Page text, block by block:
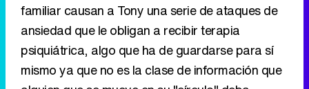
familiar causan a Tony una serie de ataques de
ansiedad que le obligan a recibir terapia
psiquiátrica, algo que ha de guardarse para sí
mismo ya que no es la clase de información que